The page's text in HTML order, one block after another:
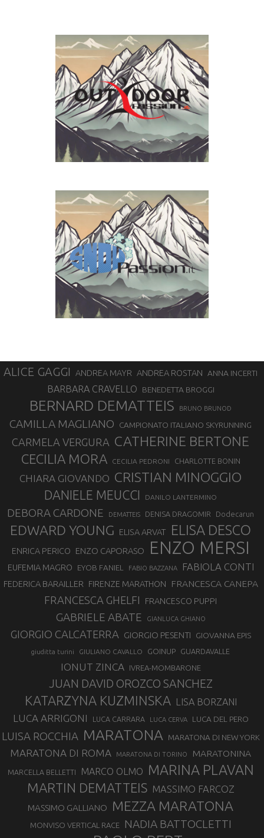
ALICE GAGGI ANDREA MAYR ANDREA ROSTAN ANNA INCERTI
BARBARA CRAVELLO BENEDETTA BROGGI
BERNARD DEMATTEIS BRUNO BRUNOD
CAMILLA MAGLIANO CAMPIONATO ITALIANO SKYRUNNING
CARMELA VERGURA CATHERINE BERTONE
CECILIA MORA CECILIA PEDRONI CHARLOTTE BONIN
CHIARA GIOVANDO CRISTIAN MINOGGIO
DANIELE MEUCCI DANILO LANTERMINO
DEBORA CARDONE DEMATTEIS DENISA DRAGOMIR Dodecarun
EDWARD YOUNG ELISA ARVAT ELISA DESCO
ENRICA PERICO ENZO CAPORASO ENZO MERSI
EUFEMIA MAGRO EYOB FANIEL FABIO BAZZANA FABIOLA CONTI
FEDERICA BARAILLER FIRENZE MARATHON FRANCESCA CANEPA
FRANCESCA GHELFI FRANCESCO PUPPI
GABRIELE ABATE GIANLUCA GHIANO
GIORGIO CALCATERRA GIORGIO PESENTI GIOVANNA EPIS
giuditta turini GIULIANO CAVALLO GOINUP GUARDAVALLE
IONUT ZINCA IVREA-MOMBARONE
JUAN DAVID OROZCO SANCHEZ
KATARZYNA KUZMINSKA LISA BORZANI
LUCA ARRIGONI LUCA CARRARA LUCA CERVA LUCA DEL PERO
LUISA ROCCHIA MARATONA MARATONA DI NEW YORK
MARATONA DI ROMA MARATONA DI TORINO MARATONINA
MARCELLA BELLETTI MARCO OLMO MARINA PLAVAN
MARTIN DEMATTEIS MASSIMO FARCOZ
MASSIMO GALLIANO MEZZA MARATONA
MONVISO VERTICAL RACE NADIA BATTOCLETTI